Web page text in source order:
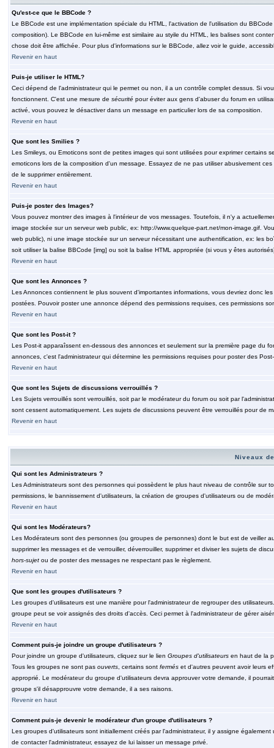
Qu'est-ce que le BBCode ?
Le BBCode est une implémentation spéciale du HTML, l'activation de l'utilisation du
composition). Le BBCode en lui-même est similaire au styile du HTML, les balises sont
chose doit être affichée. Pour plus d'informations sur le BBCode, allez voir le guide,
Revenir en haut
Puis-je utiliser le HTML?
Ceci dépend de l'administrateur qui le permet ou non, il a un contrôle complet dessus. Si
fonctionnent. C'est une mesure de sécuritépour éviter aux gens d'abuser du forum en
activé, vous pouvez le désactiver dans un message en particulier lors de sa composition.
Revenir en haut
Que sont les Smilies ?
Les Smileys, ou Emoticons sont de petites images qui sont utilisées pour exprimer certains
emoticons lors de la composition d'un message. Essayez de ne pas utiliser abusivement
de le supprimer entièrement.
Revenir en haut
Puis-je poster des Images?
Vous pouvez montrer des images à l'intérieur de vos messages. Toutefois, il n'y a
image stockée sur un serveur web public, ex: http://www.quelque-part.net/mon-image.gif.
web public), ni une image stockée sur un serveur nécessitant une authentification, ex: les
soit utiliser la balise BBCode [img] ou soit la balise HTML appropriée (si vous y êtes
Revenir en haut
Que sont les Annonces ?
Les Annonces contiennent le plus souvent d'importantes informations, vous devriez donc
postées. Pouvoir poster une annonce dépend des permissions requises, ces permissions
Revenir en haut
Que sont les Post-it ?
Les Post-it apparaîssent en-dessous des annonces et seulement sur la première page du
annonces, c'est l'administrateur qui détermine les permissions requises pour poster des
Revenir en haut
Que sont les Sujets de discussions verrouillés ?
Les Sujets verrouillés sont verrouillés, soit par le modérateur du forum ou soit par
sont cessent automatiquement. Les sujets de discussions peuvent être verrouillés pour de
Revenir en haut
Niveaux
Qui sont les Administrateurs ?
Les Administrateurs sont des personnes qui possèdent le plus haut niveau de contrôle sur
permissions, le bannissement d'utilisateurs, la création de groupes d'utilisateurs ou de
Revenir en haut
Qui sont les Modérateurs?
Les Modérateurs sont des personnes (ou groupes de personnes) dont le but est de veiller
supprimer les messages et de verrouiller, déverrouiller, supprimer et diviser les sujets de
hors-sujetou de poster des messages ne respectant pas le règlement.
Revenir en haut
Que sont les groupes d'utilisateurs ?
Les groupes d'utilisateurs est une manière pour l'administrateur de regrouper des
groupe peut se voir assignés des droits d'accès. Ceci permet à l'administrateur de gérer
Revenir en haut
Comment puis-je joindre un groupe d'utilisateurs ?
Pour joindre un groupe d'utilisateurs, cliquez sur le lien Groupes d'utilisateursen haut de la
Tous les groupes ne sont pas ouverts, certains sont ferméset d'autres peuvent avoir leurs
approprié. Le modérateur du groupe d'utilisateurs devra approuver votre demande, il
groupe s'il désapprouvre votre demande, il a ses raisons.
Revenir en haut
Comment puis-je devenir le modérateur d'un groupe d'utilisateurs ?
Les groupes d'utilisateurs sont initiallement créés par l'administrateur, il y assigne
de contacter l'administrateur, essayez de lui laisser un message privé.